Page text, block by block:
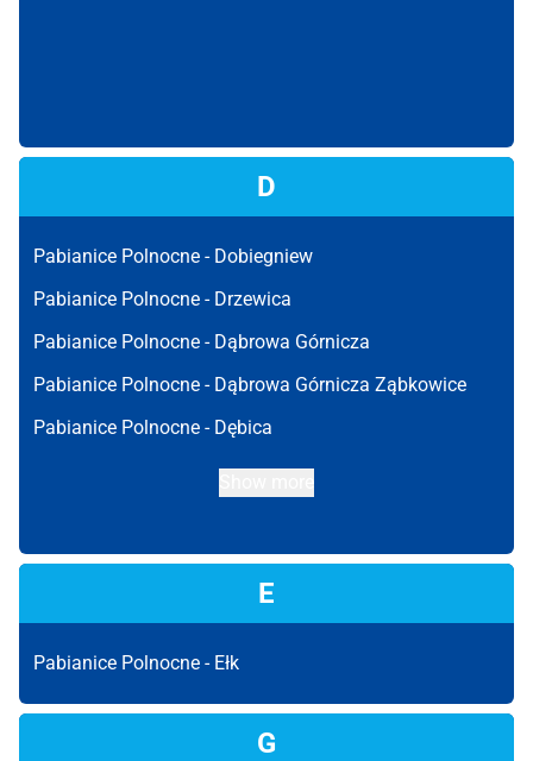
D
Pabianice Polnocne - Dobiegniew
Pabianice Polnocne - Drzewica
Pabianice Polnocne - Dąbrowa Górnicza
Pabianice Polnocne - Dąbrowa Górnicza Ząbkowice
Pabianice Polnocne - Dębica
E
Pabianice Polnocne - Ełk
G